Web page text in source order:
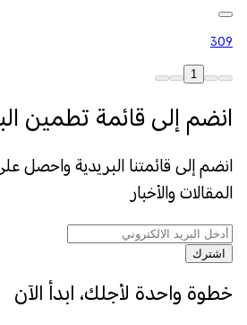
309
1
انضم إلى قائمة تطمين
انضم إلى قائمتنا البريدية واحصل
المقالات والأخبار
اشترك
خطوة واحدة لأجلك، ابدأ الآن